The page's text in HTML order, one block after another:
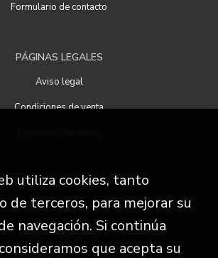
Formulario de contacto
PÁGINAS LEGALES
Aviso legal
Condiciones de venta
ATENCIÓN AL CLIENTE
Quiénes somos
Pedidos especiales
utiliza cookies, tanto
de terceros, para mejorar su
navegación. Si continúa
que acepta su